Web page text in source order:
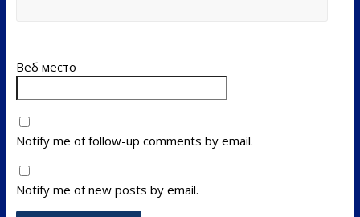
Веб место
Notify me of follow-up comments by email.
Notify me of new posts by email.